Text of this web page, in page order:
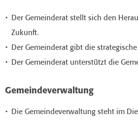
Der Gemeinderat stellt sich den
Zukunft.
Der Gemeinderat gibt die
Der Gemeinderat unterstützt die
Gemeindeverwaltung
Die Gemeindeverwaltung steht im